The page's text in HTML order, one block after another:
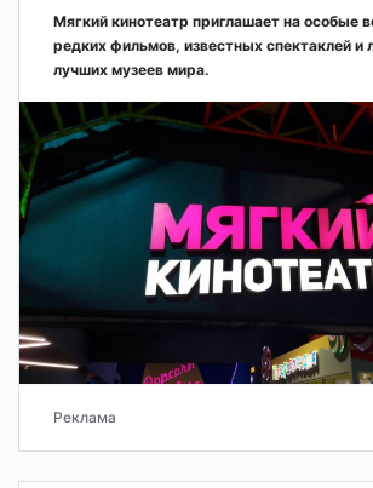
Мягкий кинотеатр приглашает на особые
редких фильмов, известных спектаклей и
лучших музеев мира.
Реклама